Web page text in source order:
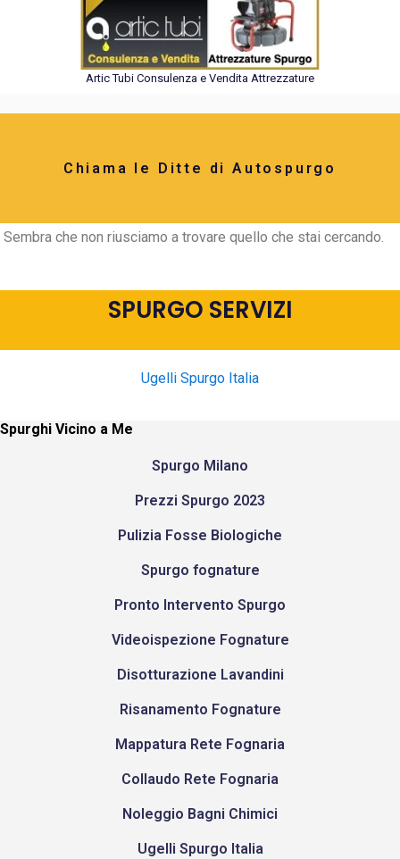
Artic Tubi Consulenza e Vendita Attrezzature
Chiama le Ditte di Autospurgo
Sembra che non riusciamo a trovare quello che stai cercando.
SPURGO SERVIZI
Ugelli Spurgo Italia
Spurghi Vicino a Me
Spurgo Milano
Prezzi Spurgo 2023
Pulizia Fosse Biologiche
Spurgo fognature
Pronto Intervento Spurgo
Videoispezione Fognature
Disotturazione Lavandini
Risanamento Fognature
Mappatura Rete Fognaria
Collaudo Rete Fognaria
Noleggio Bagni Chimici
Ugelli Spurgo Italia